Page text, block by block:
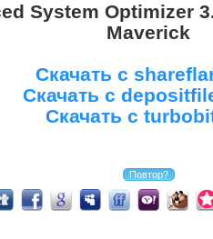
System Optimizer
Maverick
Скачать с
Скачать с
Скачать с